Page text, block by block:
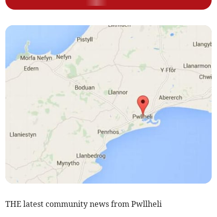
THE latest community news from Pwllheli